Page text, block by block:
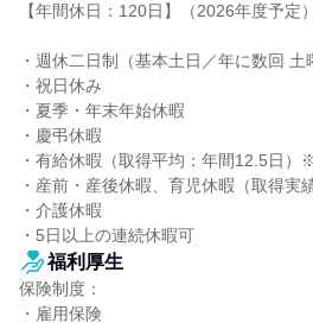
【年間休日：120日】（2026年度予定）
・週休二日制（基本土日／年に数回 土
・祝日休み
・夏季・年末年始休暇
・慶弔休暇
・有給休暇（取得平均：年間12.5日
・産前・産後休暇、育児休暇（取得実
・介護休暇
・5日以上の連続休暇可
福利厚生
保険制度：
・雇用保険